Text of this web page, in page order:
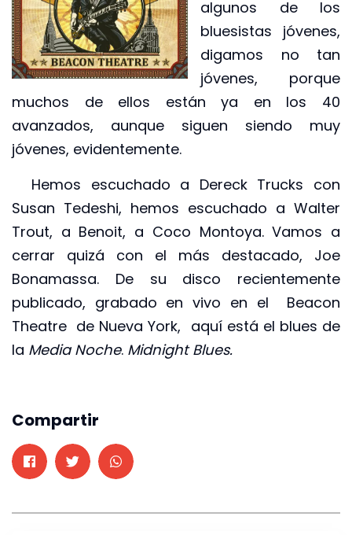
algunos de los
bluesistas jóvenes,
digamos no tan
jóvenes, porque
muchos de ellos están ya en los 40
avanzados, aunque siguen siendo muy
jóvenes, evidentemente.
Hemos escuchado a Dereck Trucks con
Susan Tedeshi, hemos escuchado a Walter
Trout, a Benoit, a Coco Montoya. Vamos a
cerrar quizá con el más destacado, Joe
Bonamassa. De su disco recientemente
publicado, grabado en vivo en el Beacon
Theatre de Nueva York, aquí está el blues de
la Media Noche. Midnight Blues.
Compartir